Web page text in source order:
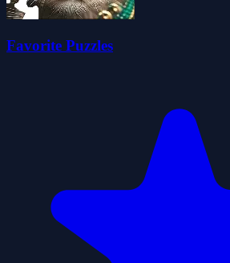
Favorite Puzzles